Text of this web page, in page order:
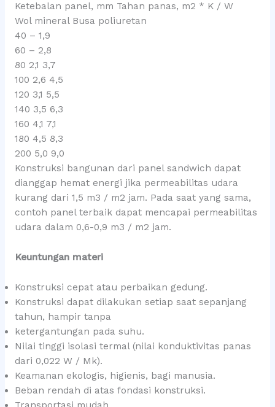
Ketebalan panel, mm Tahan panas, m2 * K / W
Wol mineral Busa poliuretan
40 – 1,9
60 – 2,8
80 2,1 3,7
100 2,6 4,5
120 3,1 5,5
140 3,5 6,3
160 4,1 7,1
180 4,5 8,3
200 5,0 9,0
Konstruksi bangunan dari panel sandwich dapat
dianggap hemat energi jika permeabilitas udara
kurang dari 1,5 m3 / m2 jam. Pada saat yang sama,
contoh panel terbaik dapat mencapai permeabilitas
udara dalam 0,6-0,9 m3 / m2 jam.
Keuntungan materi
Konstruksi cepat atau perbaikan gedung.
Konstruksi dapat dilakukan setiap saat sepanjang
tahun, hampir tanpa
ketergantungan pada suhu.
Nilai tinggi isolasi termal (nilai konduktivitas panas
dari 0,022 W / Mk).
Keamanan ekologis, higienis, bagi manusia.
Beban rendah di atas fondasi konstruksi.